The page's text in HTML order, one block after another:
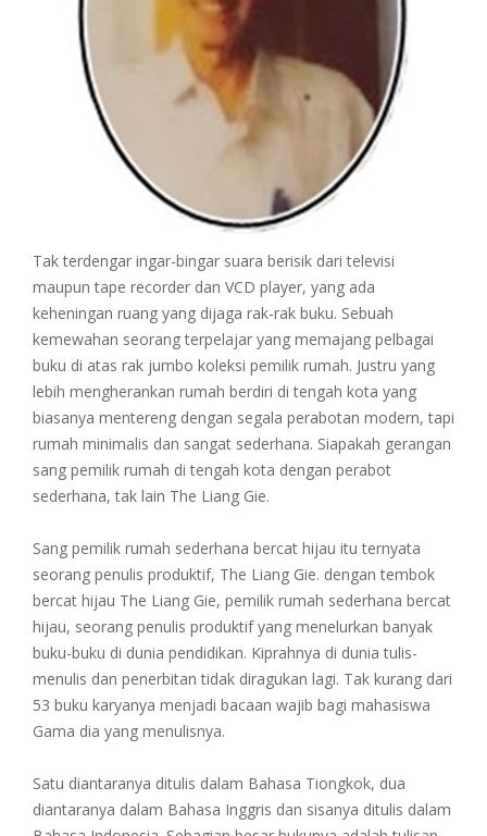
Tak terdengar ingar-bingar suara berisik dari televisi
maupun tape recorder dan VCD player, yang ada
keheningan ruang yang dijaga rak-rak buku. Sebuah
kemewahan seorang terpelajar yang memajang pelbagai
buku di atas rak jumbo koleksi pemilik rumah. Justru yang
lebih mengherankan rumah berdiri di tengah kota yang
biasanya mentereng dengan segala perabotan modern, tapi
rumah minimalis dan sangat sederhana. Siapakah gerangan
sang pemilik rumah di tengah kota dengan perabot
sederhana, tak lain The Liang Gie.
Sang pemilik rumah sederhana bercat hijau itu ternyata
seorang penulis produktif, The Liang Gie. dengan tembok
bercat hijau The Liang Gie, pemilik rumah sederhana bercat
hijau, seorang penulis produktif yang menelurkan banyak
buku-buku di dunia pendidikan. Kiprahnya di dunia tulis-
menulis dan penerbitan tidak diragukan lagi. Tak kurang dari
53 buku karyanya menjadi bacaan wajib bagi mahasiswa
Gama dia yang menulisnya.
Satu diantaranya ditulis dalam Bahasa Tiongkok, dua
diantaranya dalam Bahasa Inggris dan sisanya ditulis dalam